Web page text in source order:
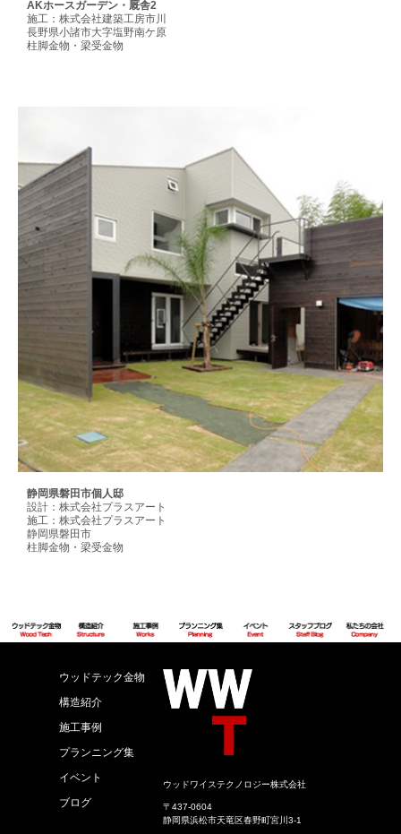
AKホースガーデン・厩舎2
施工：株式会社建築工房市川
長野県小諸市大字塩野南ケ原
柱脚金物・梁受金物
静岡県磐田市個人邸
設計：株式会社プラスアート
施工：株式会社プラスアート
静岡県磐田市
柱脚金物・梁受金物
ウッドテック金物
構造紹介
施工事例
プランニング集
イベント
ブログ
ウッドワイステクノロジー株式会社
〒437-0604
静岡県浜松市天竜区春野町宮川3-1